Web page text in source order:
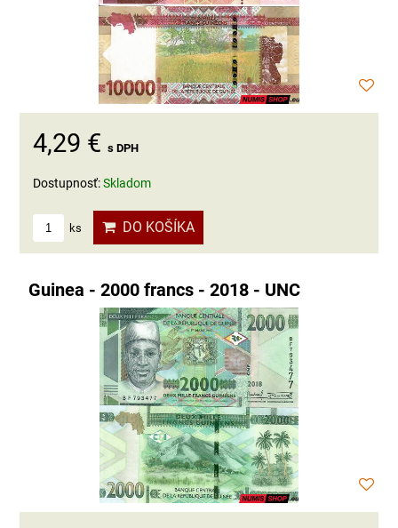
4,29 € s DPH
Dostupnosť:Skladom
ks DO KOŠÍKA
Guinea - 2000 francs - 2018 - UNC